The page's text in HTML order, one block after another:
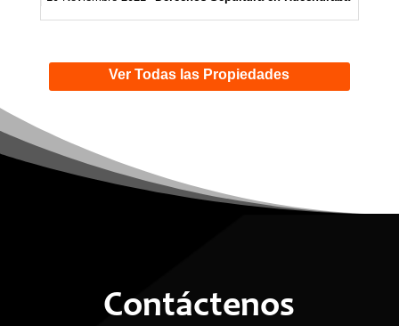
Ver Todas las Propiedades
Contáctenos